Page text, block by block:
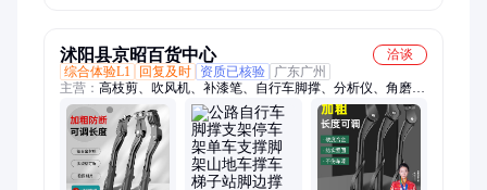
沭阳县京昭百货中心
洽谈
综合体验L1
回复及时 资质已核验
广东广州
主营： 高枝剪、吹风机、补漆笔、自行车脚撑、分析仪、角磨
机、油漆笔、酥油灯、小黑板、记号笔、修枝剪、水平仪、燃气
灶、柴油泵、转换头、膨胀管、直流泵、检测仪、发热盘、高压
泵、抽水机、切割机、三角架、鼓风机、猛火灶、打气筒